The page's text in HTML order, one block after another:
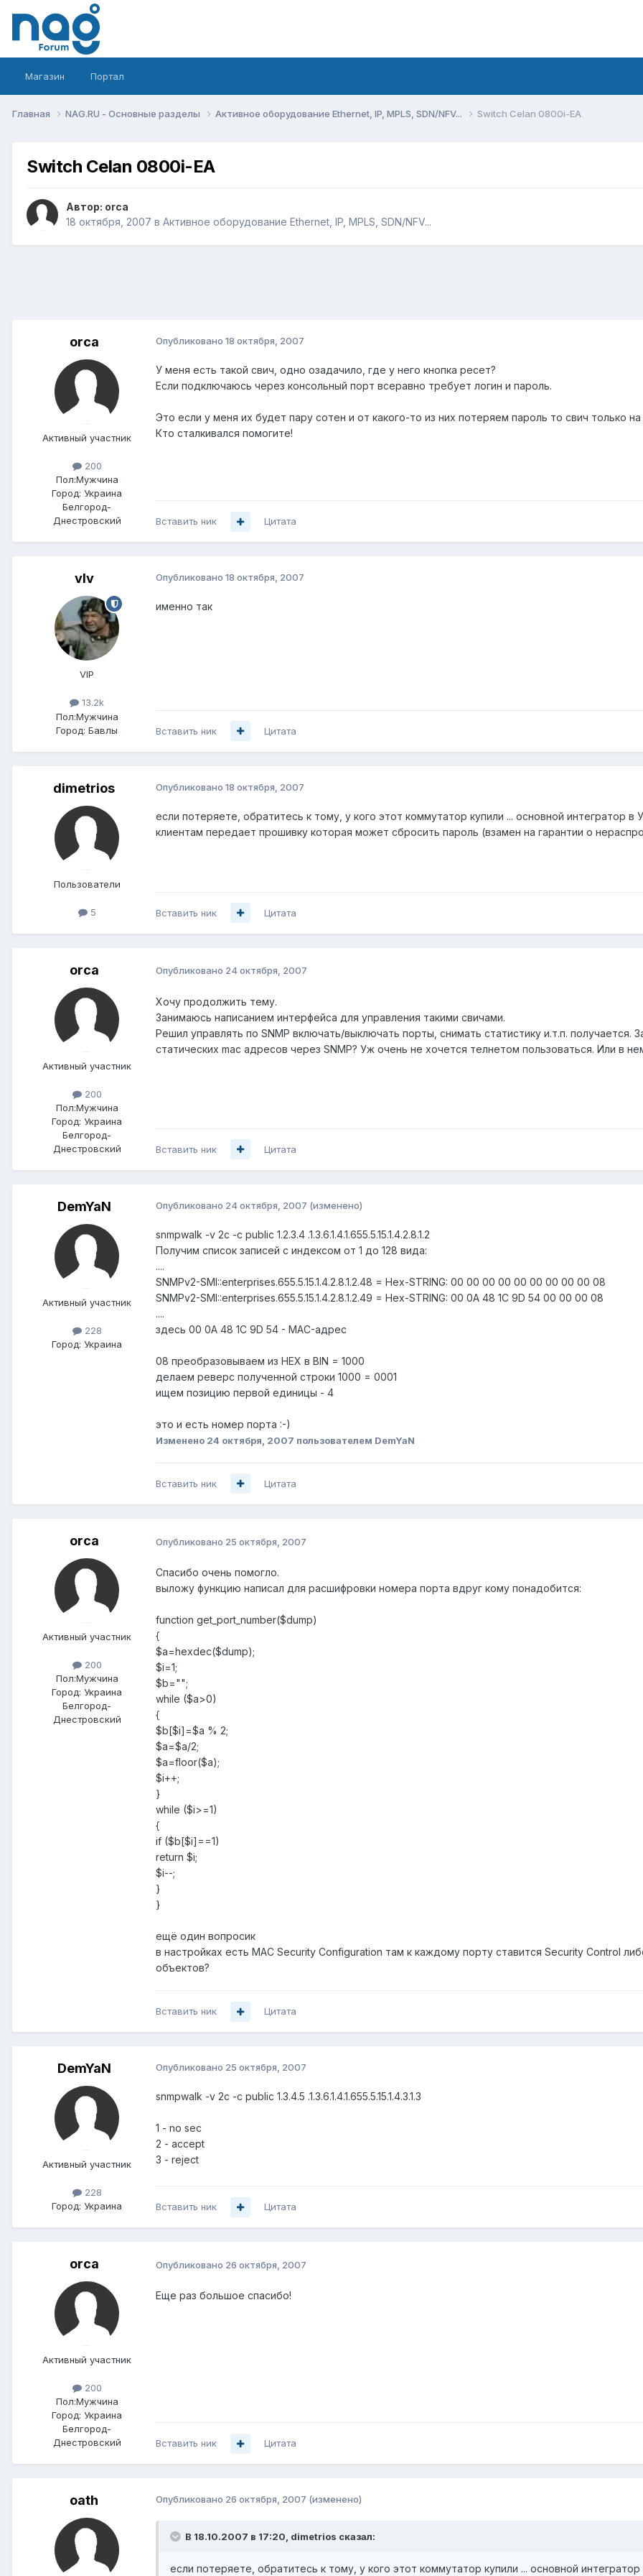
Магазин Портал
Главная NAG.RU - Основные разделы Активное оборудование Ethernet, IP, MPLS, SDN/NFV... Switch Celan 0800i-EA
Switch Celan 0800i-EA
Автор: orca
18 октября, 2007 в Активное оборудование Ethernet, IP, MPLS, SDN/NFV...
orca
Активный участник
200
Пол:Мужчина
Город: Украина
Белгород-
Днестровский
Опубликовано 18 октября, 2007
У меня есть такой свич, одно озадачило, где у него кнопка ресет?
Если подключаюсь через консольный порт всеравно требует логин и пароль.
Это если у меня их будет пару сотен и от какого-то из них потеряем пароль то свич только на
Кто сталкивался помогите!
Вставить ник Цитата
vIv
VIP
13.2k
Пол:Мужчина
Город: Бавлы
Опубликовано 18 октября, 2007
именно так
Вставить ник Цитата
dimetrios
Пользователи
5
Опубликовано 18 октября, 2007
если потеряете, обратитесь к тому, у кого этот коммутатор купили ... основной интегратор
клиентам передает прошивку которая может сбросить пароль (взамен на гарантии о
Вставить ник Цитата
orca
Активный участник
200
Пол:Мужчина
Город: Украина
Белгород-
Днестровский
Опубликовано 24 октября, 2007
Хочу продолжить тему.
Занимаюсь написанием интерфейса для управления такими свичами.
Решил управлять по SNMP включать/выключать порты, снимать статистику и.т.п.
статических mac адресов через SNMP? Уж очень не хочется телнетом пользоваться. Или в
Вставить ник Цитата
DemYaN
Активный участник
228
Город: Украина
Опубликовано 24 октября, 2007 (изменено)
snmpwalk -v 2c -c public 1.2.3.4 .1.3.6.1.4.1.655.5.15.1.4.2.8.1.2
Получим список записей с индексом от 1 до 128 вида:
....
SNMPv2-SMI::enterprises.655.5.15.1.4.2.8.1.2.48 = Hex-STRING: 00 00 00 00 00 00 00 00 00 08
SNMPv2-SMI::enterprises.655.5.15.1.4.2.8.1.2.49 = Hex-STRING: 00 0A 48 1C 9D 54 00 00 00 08
....
здесь 00 0A 48 1C 9D 54 - MAC-адрес
08 преобразовываем из HEX в BIN = 1000
делаем реверс полученной строки 1000 = 0001
ищем позицию первой единицы - 4
это и есть номер порта :-)
Изменено 24 октября, 2007 пользователем DemYaN
Вставить ник Цитата
orca
Активный участник
200
Пол:Мужчина
Город: Украина
Белгород-
Днестровский
Опубликовано 25 октября, 2007
Спасибо очень помогло.
выложу функцию написал для расшифровки номера порта вдруг кому понадобится:
function get_port_number($dump)
{
$a=hexdec($dump);
$i=1;
$b="";
while ($a>0)
{
$b[$i]=$a % 2;
$a=$a/2;
$a=floor($a);
$i++;
}
while ($i>=1)
{
if ($b[$i]==1)
return $i;
$i--;
}
}
ещё один вопросик
в настройках есть MAC Security Configuration там к каждому порту ставится Security Control
объектов?
Вставить ник Цитата
DemYaN
Активный участник
228
Город: Украина
Опубликовано 25 октября, 2007
snmpwalk -v 2c -c public 1.3.4.5 .1.3.6.1.4.1.655.5.15.1.4.3.1.3
1 - no sec
2 - accept
3 - reject
Вставить ник Цитата
orca
Активный участник
200
Пол:Мужчина
Город: Украина
Белгород-
Днестровский
Опубликовано 26 октября, 2007
Еще раз большое спасибо!
Вставить ник Цитата
oath Опубликовано 26 октября, 2007 (изменено)
В 18.10.2007 в 17:20, dimetrios сказал:
если потеряете, обратитесь к тому, у кого этот коммутатор купили ... основной